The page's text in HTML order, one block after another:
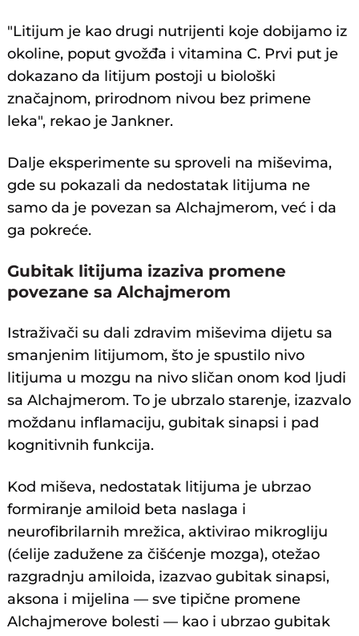
"Litijum je kao drugi nutrijenti koje dobijamo iz
okoline, poput gvožđa i vitamina C. Prvi put je
dokazano da litijum postoji u biološki
značajnom, prirodnom nivou bez primene
leka", rekao je Jankner.
Dalje eksperimente su sproveli na miševima,
gde su pokazali da nedostatak litijuma ne
samo da je povezan sa Alchajmerom, već i da
ga pokreće.
Gubitak litijuma izaziva promene
povezane sa Alchajmerom
Istraživači su dali zdravim miševima dijetu sa
smanjenim litijumom, što je spustilo nivo
litijuma u mozgu na nivo sličan onom kod ljudi
sa Alchajmerom. To je ubrzalo starenje, izazvalo
moždanu inflamaciju, gubitak sinapsi i pad
kognitivnih funkcija.
Kod miševa, nedostatak litijuma je ubrzao
formiranje amiloid beta naslaga i
neurofibrilarnih mrežica, aktivirao mikrogliju
(ćelije zadužene za čišćenje mozga), otežao
razgradnju amiloida, izazvao gubitak sinapsi,
aksona i mijelina — sve tipične promene
Alchajmerove bolesti — kao i ubrzao gubitak